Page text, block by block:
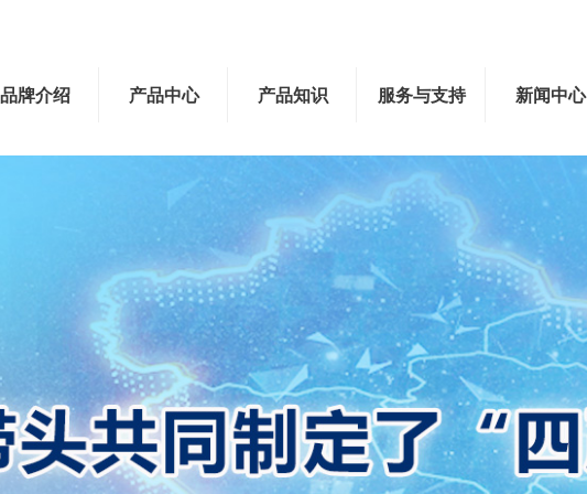
品牌介绍 产品中心 产品知识 服务与支持 新闻中心